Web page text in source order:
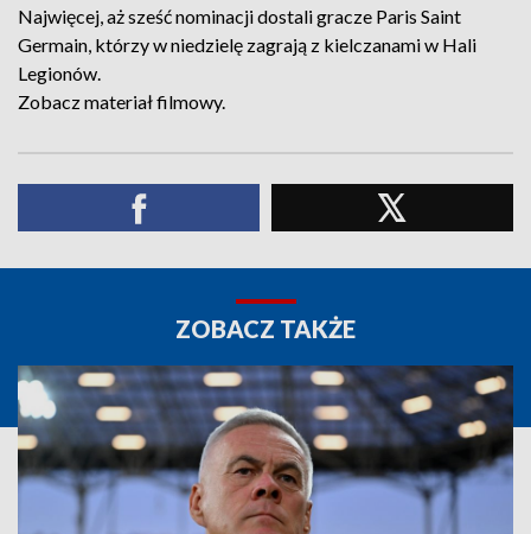
Najwięcej, aż sześć nominacji dostali gracze Paris Saint
Germain, którzy w niedzielę zagrają z kielczanami w Hali
Legionów.
Zobacz materiał filmowy.
ZOBACZ TAKŻE